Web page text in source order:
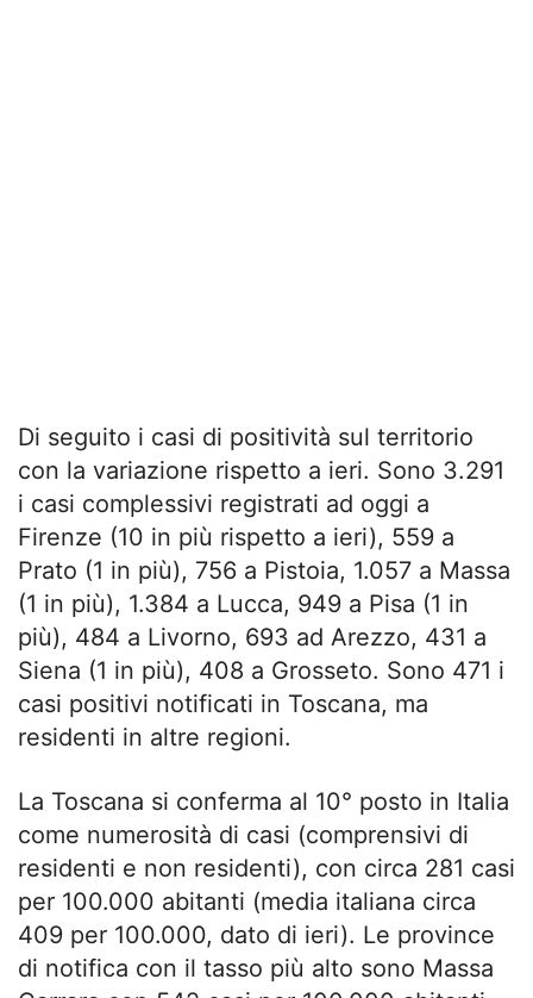
Di seguito i casi di positività sul territorio
con la variazione rispetto a ieri. Sono 3.291
i casi complessivi registrati ad oggi a
Firenze (10 in più rispetto a ieri), 559 a
Prato (1 in più), 756 a Pistoia, 1.057 a Massa
(1 in più), 1.384 a Lucca, 949 a Pisa (1 in
più), 484 a Livorno, 693 ad Arezzo, 431 a
Siena (1 in più), 408 a Grosseto. Sono 471 i
casi positivi notificati in Toscana, ma
residenti in altre regioni.
La Toscana si conferma al 10° posto in Italia
come numerosità di casi (comprensivi di
residenti e non residenti), con circa 281 casi
per 100.000 abitanti (media italiana circa
409 per 100.000, dato di ieri). Le province
di notifica con il tasso più alto sono Massa